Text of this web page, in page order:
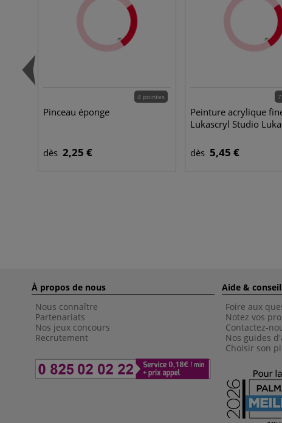
4 pointes
Pinceau éponge
dès 2,25 €
Peinture acrylique
Lukascryl Studio
dès 5,45 €
À propos de nous
Nous connaître
Partenariats
Nos jeux concours
Recrutement
Aide &
Foire aux
Notez vos
Contactez-
Nos guides
Choisir son